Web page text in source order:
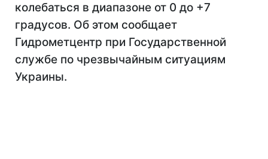
колебаться в диапазоне от 0 до +7
градусов. Об этом сообщает
Гидрометцентр при Государственной
службе по чрезвычайным ситуациям
Украины.